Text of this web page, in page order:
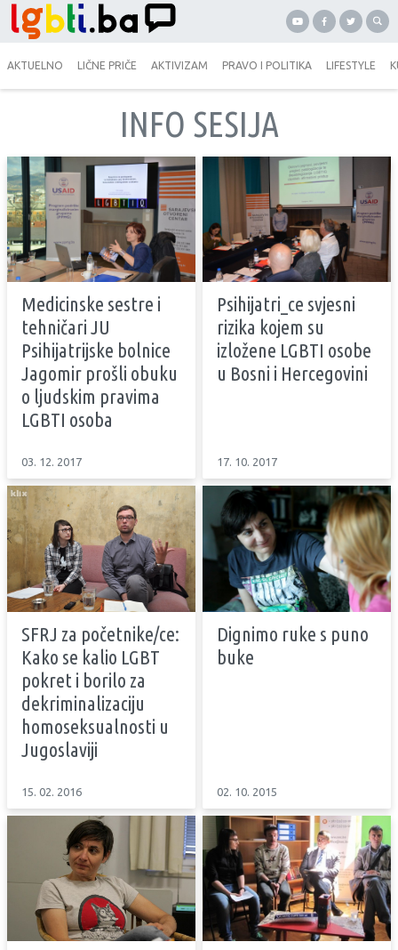
AKTUELNO LIČNE PRIČE AKTIVIZAM PRAVO I POLITIKA LIFESTYLE
INFO SESIJA
Medicinske sestre i
tehničari JU
Psihijatrijske bolnice
Jagomir prošli obuku
o ljudskim pravima
LGBTI osoba
03. 12. 2017
Psihijatri_ce svjesni
rizika kojem su
izložene LGBTI osobe
u Bosni i Hercegovini
17. 10. 2017
SFRJ za početnike/ce:
Kako se kalio LGBT
pokret i borilo za
dekriminalizaciju
homoseksualnosti u
Jugoslaviji
15. 02. 2016
Dignimo ruke s puno
buke
02. 10. 2015